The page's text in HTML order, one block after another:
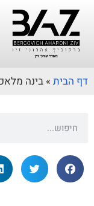
דף הבית » בינה